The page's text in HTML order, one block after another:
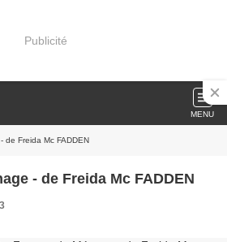
Publicité
MENU
de Freida Mc FADDEN
- de Freida Mc FADDEN